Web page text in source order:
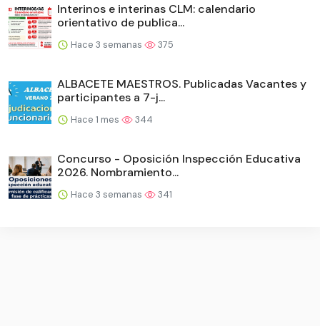
Interinos e interinas CLM: calendario
orientativo de publica...
Hace 3 semanas 375
ALBACETE MAESTROS. Publicadas Vacantes y
participantes a 7-j...
Hace 1 mes 344
Concurso - Oposición Inspección Educativa
2026. Nombramiento...
Hace 3 semanas 341